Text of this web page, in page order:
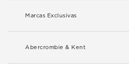
Marcas Exclusivas
Abercrombie & Kent